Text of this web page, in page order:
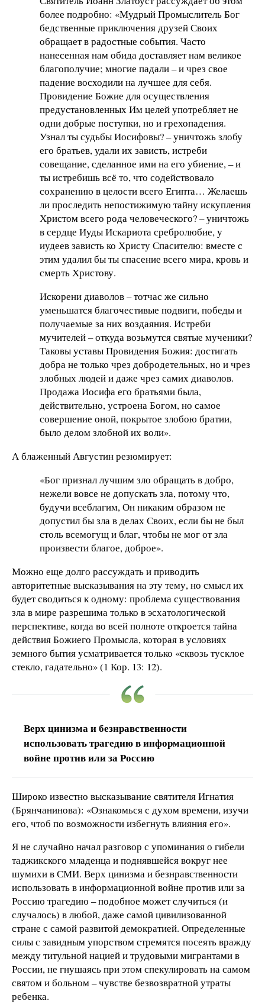
более подробно: «Мудрый Промыслитель Бог
бедственные приключения друзей Своих
обращает в радостные события. Часто
нанесенная нам обида доставляет нам великое
благополучие; многие падали – и чрез свое
падение восходили на лучшее для себя.
Провидение Божие для осуществления
предустановленных Им целей употребляет не
одни добрые поступки, но и грехопадения.
Узнал ты судьбы Иосифовы? – уничтожь злобу
его братьев, удали их зависть, истреби
совещание, сделанное ими на его убиение, – и
ты истребишь всё то, что содействовало
сохранению в целости всего Египта… Желаешь
ли проследить непостижимую тайну искупления
Христом всего рода человеческого? – уничтожь
в сердце Иуды Искариота сребролюбие, у
иудеев зависть ко Христу Спасителю: вместе с
этим удалил бы ты спасение всего мира, кровь и
смерть Христову.
Искорени диаволов – тотчас же сильно
уменьшатся благочестивые подвиги, победы и
получаемые за них воздаяния. Истреби
мучителей – откуда возьмутся святые мученики?
Таковы уставы Провидения Божия: достигать
добра не только чрез добродетельных, но и чрез
злобных людей и даже чрез самих диаволов.
Продажа Иосифа его братьями была,
действительно, устроена Богом, но самое
совершение оной, покрытое злобою братии,
было делом злобной их воли».
А блаженный Августин резюмирует:
«Бог признал лучшим зло обращать в добро,
нежели вовсе не допускать зла, потому что,
будучи всеблагим, Он никаким образом не
допустил бы зла в делах Своих, если бы не был
столь всемогущ и благ, чтобы не мог от зла
произвести благое, доброе».
Можно еще долго рассуждать и приводить
авторитетные высказывания на эту тему, но смысл их
будет сводиться к одному: проблема существования
зла в мире разрешима только в эсхатологической
перспективе, когда во всей полноте откроется тайна
действия Божиего Промысла, которая в условиях
земного бытия усматривается только «сквозь тусклое
стекло, гадательно» (1 Кор. 13: 12).
Верх цинизма и безнравственности
использовать трагедию в информационной
войне против или за Россию
Широко известно высказывание святителя Игнатия
(Брянчанинова): «Ознакомься с духом времени, изучи
его, чтоб по возможности избегнуть влияния его».
Я не случайно начал разговор с упоминания о гибели
таджикского младенца и поднявшейся вокруг нее
шумихи в СМИ. Верх цинизма и безнравственности
использовать в информационной войне против или за
Россию трагедию – подобное может случиться (и
случалось) в любой, даже самой цивилизованной
стране с самой развитой демократией. Определенные
силы с завидным упорством стремятся посеять вражду
между титульной нацией и трудовыми мигрантами в
России, не гнушаясь при этом спекулировать на самом
святом и больном – чувстве безвозвратной утраты
ребенка.